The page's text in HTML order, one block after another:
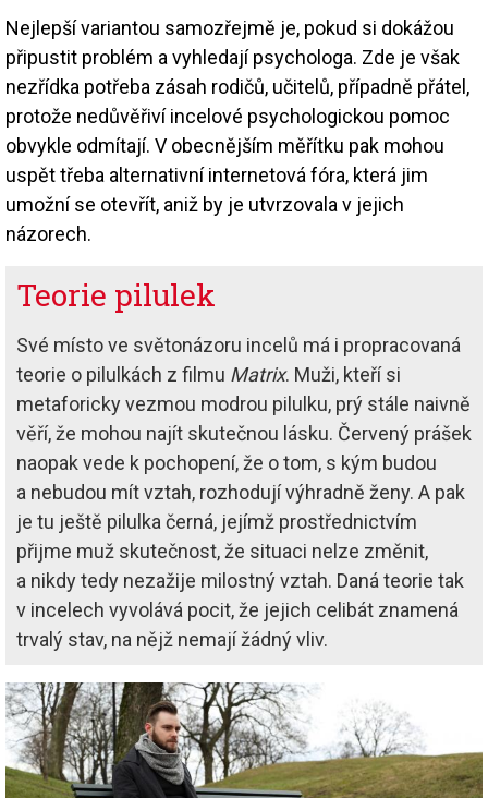
Nejlepší variantou samozřejmě je, pokud si dokážou
připustit problém a vyhledají psychologa. Zde je však
nezřídka potřeba zásah rodičů, učitelů, případně přátel,
protože nedůvěřiví incelové psychologickou pomoc
obvykle odmítají. V obecnějším měřítku pak mohou
uspět třeba alternativní internetová fóra, která jim
umožní se otevřít, aniž by je utvrzovala v jejich
názorech.
Teorie pilulek
Své místo ve světonázoru incelů má i propracovaná
teorie o pilulkách z filmu Matrix. Muži, kteří si
metaforicky vezmou modrou pilulku, prý stále naivně
věří, že mohou najít skutečnou lásku. Červený prášek
naopak vede k pochopení, že o tom, s kým budou
a nebudou mít vztah, rozhodují výhradně ženy. A pak
je tu ještě pilulka černá, jejímž prostřednictvím
přijme muž skutečnost, že situaci nelze změnit,
a nikdy tedy nezažije milostný vztah. Daná teorie tak
v incelech vyvolává pocit, že jejich celibát znamená
trvalý stav, na nějž nemají žádný vliv.
Image